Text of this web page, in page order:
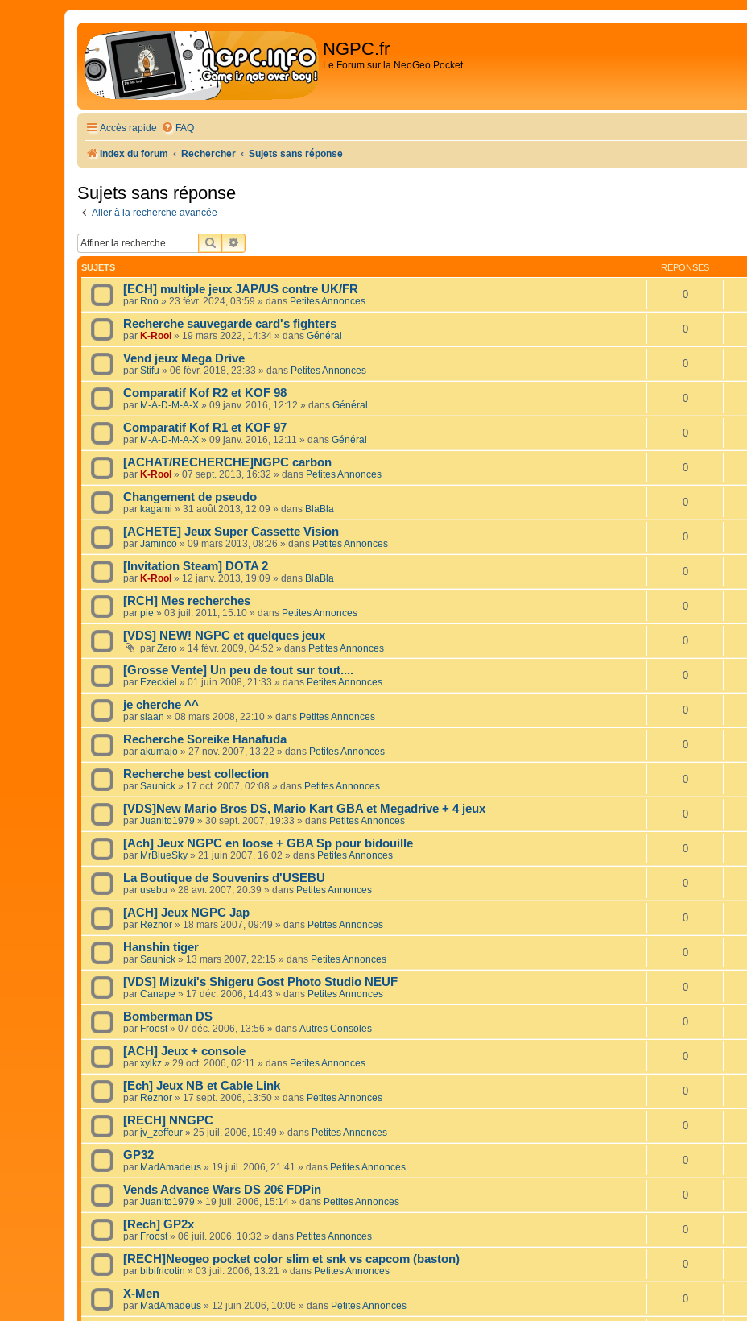
NGPC.fr
Le Forum sur la NeoGeo Pocket
Accès rapide FAQ
Index du forum Rechercher Sujets sans réponse
Sujets sans réponse
Aller à la recherche avancée
RECHERCHER
RECHERCHE AVANCÉE
SUJETS RÉPONSES
[ECH] multiple jeux JAP/US contre UK/FR
par Rno » 23 févr. 2024, 03:59 » dans Petites Annonces
0
Recherche sauvegarde card's fighters
par K-Rool » 19 mars 2022, 14:34 » dans Général
0
Vend jeux Mega Drive
par Stifu » 06 févr. 2018, 23:33 » dans Petites Annonces
0
Comparatif Kof R2 et KOF 98
par M-A-D-M-A-X » 09 janv. 2016, 12:12 » dans Général
0
Comparatif Kof R1 et KOF 97
par M-A-D-M-A-X » 09 janv. 2016, 12:11 » dans Général
0
[ACHAT/RECHERCHE]NGPC carbon
par K-Rool » 07 sept. 2013, 16:32 » dans Petites Annonces
0
Changement de pseudo
par kagami » 31 août 2013, 12:09 » dans BlaBla
0
[ACHETE] Jeux Super Cassette Vision
par Jaminco » 09 mars 2013, 08:26 » dans Petites Annonces
0
[Invitation Steam] DOTA 2
par K-Rool » 12 janv. 2013, 19:09 » dans BlaBla
0
[RCH] Mes recherches
par pie » 03 juil. 2011, 15:10 » dans Petites Annonces
0
[VDS] NEW! NGPC et quelques jeux
par Zero » 14 févr. 2009, 04:52 » dans Petites Annonces
0
[Grosse Vente] Un peu de tout sur tout....
par Ezeckiel » 01 juin 2008, 21:33 » dans Petites Annonces
0
je cherche ^^
par slaan » 08 mars 2008, 22:10 » dans Petites Annonces
0
Recherche Soreike Hanafuda
par akumajo » 27 nov. 2007, 13:22 » dans Petites Annonces
0
Recherche best collection
par Saunick » 17 oct. 2007, 02:08 » dans Petites Annonces
0
[VDS]New Mario Bros DS, Mario Kart GBA et Megadrive + 4 jeux
par Juanito1979 » 30 sept. 2007, 19:33 » dans Petites Annonces
0
[Ach] Jeux NGPC en loose + GBA Sp pour bidouille
par MrBlueSky » 21 juin 2007, 16:02 » dans Petites Annonces
0
La Boutique de Souvenirs d'USEBU
par usebu » 28 avr. 2007, 20:39 » dans Petites Annonces
0
[ACH] Jeux NGPC Jap
par Reznor » 18 mars 2007, 09:49 » dans Petites Annonces
0
Hanshin tiger
par Saunick » 13 mars 2007, 22:15 » dans Petites Annonces
0
[VDS] Mizuki's Shigeru Gost Photo Studio NEUF
par Canape » 17 déc. 2006, 14:43 » dans Petites Annonces
0
Bomberman DS
par Froost» 07 déc. 2006, 13:56 » dans Autres Consoles
0
[ACH] Jeux + console
par xylkz » 29 oct. 2006, 02:11 » dans Petites Annonces
0
[Ech] Jeux NB et Cable Link
par Reznor » 17 sept. 2006, 13:50 » dans Petites Annonces
0
[RECH] NNGPC
par jv_zeffeur » 25 juil. 2006, 19:49 » dans Petites Annonces
0
GP32
par MadAmadeus » 19 juil. 2006, 21:41 » dans Petites Annonces
0
Vends Advance Wars DS 20€ FDPin
par Juanito1979 » 19 juil. 2006, 15:14 » dans Petites Annonces
0
[Rech] GP2x
par Froost» 06 juil. 2006, 10:32 » dans Petites Annonces
0
[RECH]Neogeo pocket color slim et snk vs capcom (baston)
par bibifricotin » 03 juil. 2006, 13:21 » dans Petites Annonces
0
X-Men
par MadAmadeus » 12 juin 2006, 10:06 » dans Petites Annonces
0